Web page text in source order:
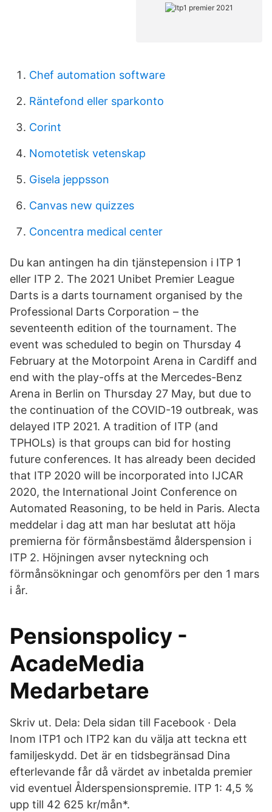
Chef automation software
Räntefond eller sparkonto
Corint
Nomotetisk vetenskap
Gisela jeppsson
Canvas new quizzes
Concentra medical center
Du kan antingen ha din tjänstepension i ITP 1
eller ITP 2. The 2021 Unibet Premier League
Darts is a darts tournament organised by the
Professional Darts Corporation – the
seventeenth edition of the tournament. The
event was scheduled to begin on Thursday 4
February at the Motorpoint Arena in Cardiff and
end with the play-offs at the Mercedes-Benz
Arena in Berlin on Thursday 27 May, but due to
the continuation of the COVID-19 outbreak, was
delayed ITP 2021. A tradition of ITP (and
TPHOLs) is that groups can bid for hosting
future conferences. It has already been decided
that ITP 2020 will be incorporated into IJCAR
2020, the International Joint Conference on
Automated Reasoning, to be held in Paris. Alecta
meddelar i dag att man har beslutat att höja
premierna för förmånsbestämd ålderspension i
ITP 2. Höjningen avser nyteckning och
förmånsökningar och genomförs per den 1 mars
i år.
Pensionspolicy -
AcadeMedia
Medarbetare
Skriv ut. Dela: Dela sidan till Facebook · Dela
Inom ITP1 och ITP2 kan du välja att teckna ett
familjeskydd. Det är en tidsbegränsad Dina
efterlevande får då värdet av inbetalda premier
vid eventuel Ålderspensionspremie. ITP 1: 4,5 %
upp till 42 625 kr/mån*.